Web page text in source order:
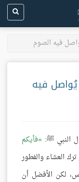
فيه الصوم
فيه
النبي ﷺ: فأيكم
ترك العشاء والفطور
لكن الأفضل أن